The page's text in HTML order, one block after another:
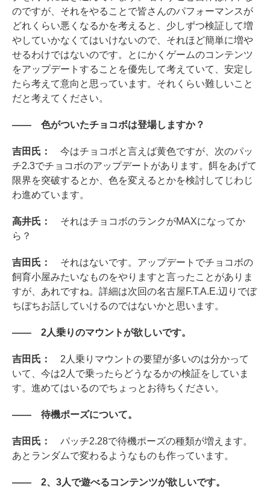
のですが、それをやることで皆さんのパフォーマンスが
どれくらい悪くなるかを考えると、少しずつ検証して増
やしていかなくてはいけないので、それほど簡単に増や
せるわけではないのです。とにかくゲームのコンテンツ
をアップデートすることを優先して考えていて、安定し
たら考えて意向と思っています。それくらい難しいこと
だと考えてください。
―― 色がついたチョコボは登場しますか？
吉田氏： 今はチョコボと言えば黄色ですが、次のパッ
チ2.3でチョコボのアップデートがあります。餌をあげて
限界を突破するとか、色を変えるとかを検討してじわじ
わ進めています。
高井氏： それはチョコボのランクがMAXになってか
ら？
吉田氏： それはないです。アップデートでチョコボの
飼育小屋みたいなものをやりますと言ったことがありま
すが、あれですね。詳細は次回の名古屋F.T.A.E.辺りでぼ
ちぼちお話していけるのではないかと思います。
―― 2人乗りのマウントが欲しいです。
吉田氏： 2人乗りマウントの要望が多いのは分かって
いて、今は2人で乗ったらどうなるかの検証をしていま
す。進めてはいるのでちょっとお待ちください。
―― 待機ポーズについて。
吉田氏： パッチ2.28で待機ポーズの種類が増えます。
あとランダムで変わるようなものも作っています。
―― 2、3人で遊べるコンテンツが欲しいです。